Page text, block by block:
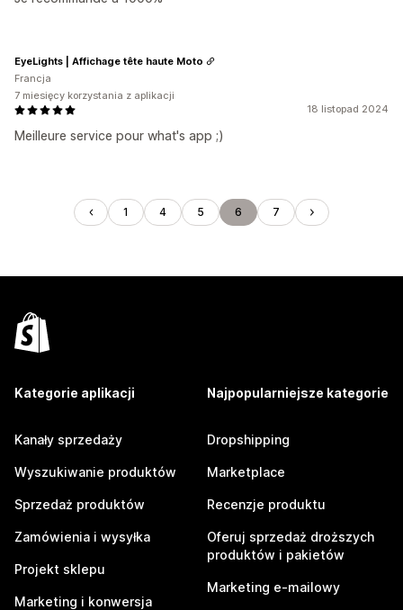
18 listopad 2024
Meilleure service pour what's app ;)
EyeLights | Affichage tête haute Moto
Francja
7 miesięcy korzystania z aplikacji
1 4 5 6 7
Kategorie aplikacji
Kanały sprzedaży
Wyszukiwanie produktów
Sprzedaż produktów
Zamówienia i wysyłka
Projekt sklepu
Marketing i konwersja
Najpopularniejsze kategorie
Dropshipping
Marketplace
Recenzje produktu
Oferuj sprzedaż droższych
produktów i pakietów
Marketing e-mailowy